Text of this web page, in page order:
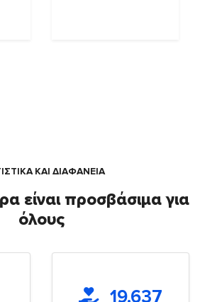
ΚΑΙ ΔΙΑΦΑΝΕΙΑ
είναι προσβάσιμα για
όλους